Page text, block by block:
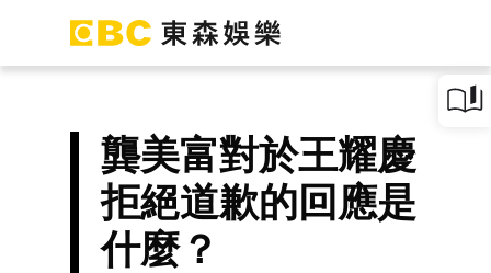
龔美富對於王耀慶
拒絕道歉的回應是
什麼？